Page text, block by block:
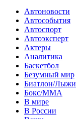
Автоновости
Автособытия
Автоспорт
Автоэксперт
Актеры
Аналитика
Баскетбол
Безумный мир
Биатлон/Лыжи
Бокс/MMA
В мире
В России